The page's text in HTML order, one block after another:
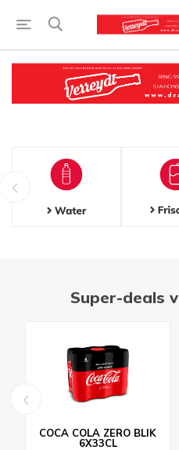
Super-deals
COCA COLA ZERO BLIK
6X33CL